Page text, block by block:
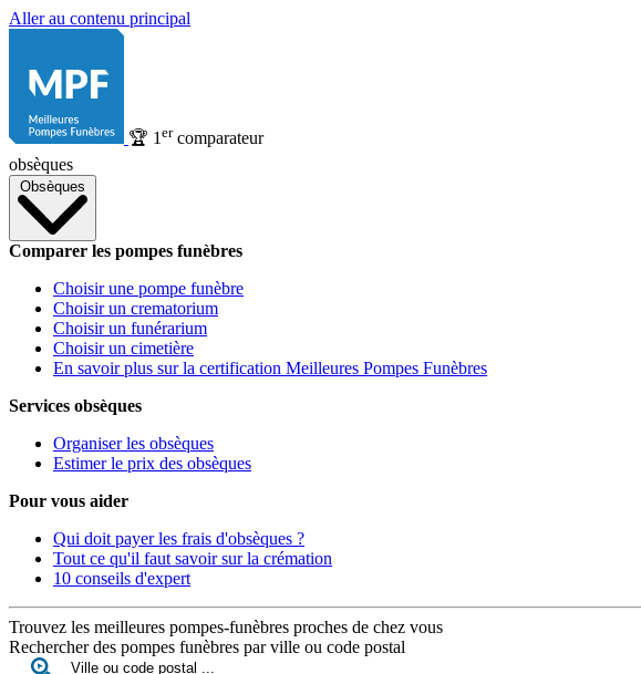
Aller au contenu principal
🏆 1 ercomparateur
obsèques
Obsèques
Comparer les pompes funèbres
Choisir une pompe funèbre
Choisir un crematorium
Choisir un funérarium
Choisir un cimetière
En savoir plus sur la certification Meilleures Pompes Funèbres
Services obsèques
Organiser les obsèques
Estimer le prix des obsèques
Pour vous aider
Qui doit payer les frais d'obsèques ?
Tout ce qu'il faut savoir sur la crémation
10 conseils d'expert
Trouvez les meilleures pompes-funèbres proches de chez vous
Rechercher des pompes funèbres par ville ou code postal